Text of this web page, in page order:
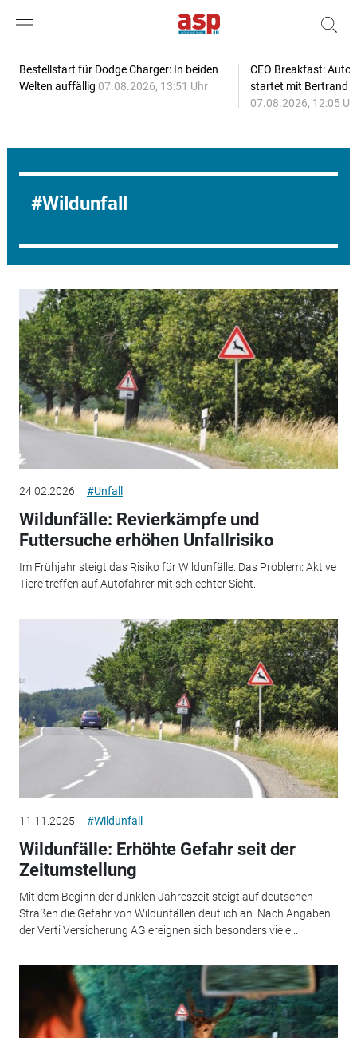
Bestellstart für Dodge Charger: In beiden
Welten auffällig 07.08.2026, 13:51 Uhr
CEO Breakfast:
startet mit Bertrand
07.08.2026, 12:05
Wildunfall
24.02.2026 #Unfall
Wildunfälle: Revierkämpfe und
Futtersuche erhöhen Unfallrisiko
Im Frühjahr steigt das Risiko für Wildunfälle. Das Problem: Aktive
Tiere treffen auf Autofahrer mit schlechter Sicht.
11.11.2025 #Wildunfall
Wildunfälle: Erhöhte Gefahr seit der
Zeitumstellung
Mit dem Beginn der dunklen Jahreszeit steigt auf deutschen
Straßen die Gefahr von Wildunfällen deutlich an. Nach Angaben
der Verti Versicherung AG ereignen sich besonders viele...